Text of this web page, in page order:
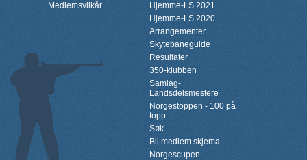
Medlemsvilkår
Hjemme-LS 2021
Hjemme-LS 2020
Arrangementer
Skytebaneguide
Resultater
350-klubben
Samlag-
Landsdelsmestere
Norgestoppen - 100 på
topp -
Søk
Bli medlem skjema
Norgescupen